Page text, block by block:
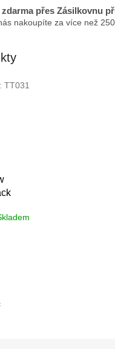
přes Zásilkovnu
nakoupíte za více než
TT031